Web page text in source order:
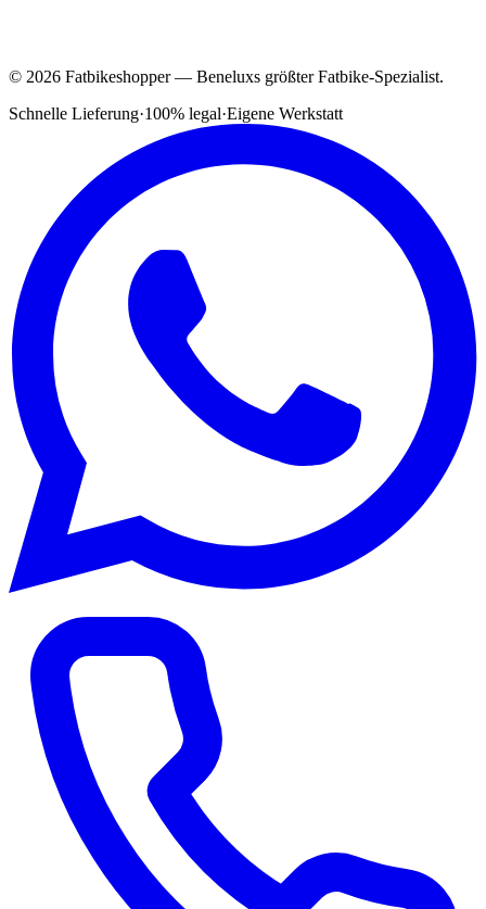
© 2026 Fatbikeshopper — Beneluxs größter Fatbike-Spezialist.
Schnelle Lieferung·100% legal·Eigene Werkstatt